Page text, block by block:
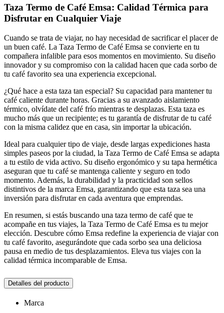
Taza Termo de Café Emsa: Calidad Térmica para
Disfrutar en Cualquier Viaje
Cuando se trata de viajar, no hay necesidad de sacrificar el placer de
un buen café. La Taza Termo de Café Emsa se convierte en tu
compañera infalible para esos momentos en movimiento. Su diseño
innovador y su compromiso con la calidad hacen que cada sorbo de
tu café favorito sea una experiencia excepcional.
¿Qué hace a esta taza tan especial? Su capacidad para mantener tu
café caliente durante horas. Gracias a su avanzado aislamiento
térmico, olvídate del café frío mientras te desplazas. Esta taza es
mucho más que un recipiente; es tu garantía de disfrutar de tu café
con la misma calidez que en casa, sin importar la ubicación.
Ideal para cualquier tipo de viaje, desde largas expediciones hasta
simples paseos por la ciudad, la Taza Termo de Café Emsa se adapta
a tu estilo de vida activo. Su diseño ergonómico y su tapa hermética
aseguran que tu café se mantenga caliente y seguro en todo
momento. Además, la durabilidad y la practicidad son sellos
distintivos de la marca Emsa, garantizando que esta taza sea una
inversión para disfrutar en cada aventura que emprendas.
En resumen, si estás buscando una taza termo de café que te
acompañe en tus viajes, la Taza Termo de Café Emsa es tu mejor
elección. Descubre cómo Emsa redefine la experiencia de viajar con
tu café favorito, asegurándote que cada sorbo sea una deliciosa
pausa en medio de tus desplazamientos. Eleva tus viajes con la
calidad térmica incomparable de Emsa.
Detalles del producto
Marca